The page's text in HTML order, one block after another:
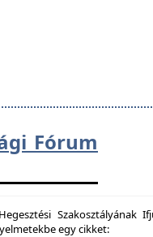
Fórum
Szakosztályának
egy cikket: